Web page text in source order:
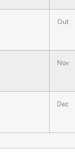
Out
Nov
Dez